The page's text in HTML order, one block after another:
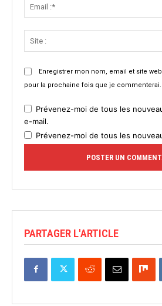
Enregistrer mon nom, email et site
pour la prochaine fois que je commenterai.
Prévenez-moi de tous les
e-mail.
Prévenez-moi de tous les
PARTAGER L'ARTICLE